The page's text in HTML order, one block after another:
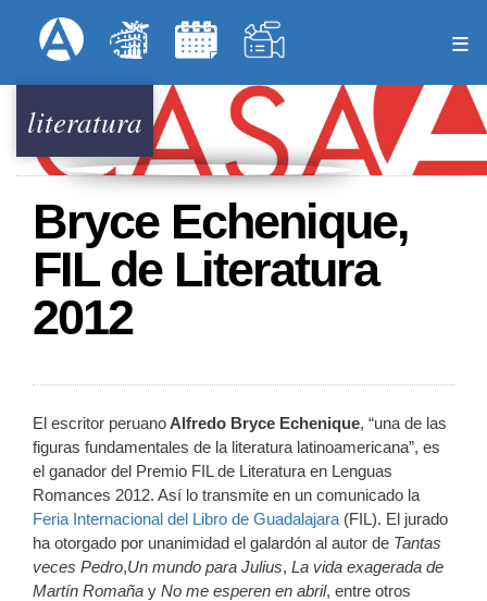
al
principal
Menú Superior
literatura
Bryce Echenique,
FIL de Literatura
2012
El escritor peruano Alfredo Bryce Echenique, “una de las
figuras fundamentales de la literatura latinoamericana”, es
el ganador del Premio FIL de Literatura en Lenguas
Romances 2012. Así lo transmite en un comunicado la
Feria Internacional del Libro de Guadalajara (FIL). El jurado
ha otorgado por unanimidad el galardón al autor de Tantas
veces Pedro,Un mundo para Julius, La vida exagerada de
Martín Romaña y No me esperen en abril, entre otros